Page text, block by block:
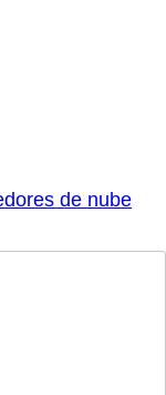
de nube